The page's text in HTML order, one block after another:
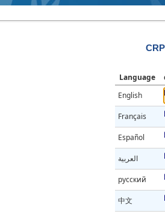
Language
English
Français
Español
العربية
русский
中文